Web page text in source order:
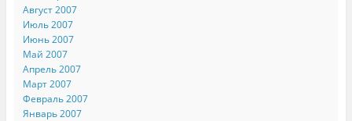
Август 2007
Июль 2007
Июнь 2007
Май 2007
Апрель 2007
Март 2007
Февраль 2007
Январь 2007